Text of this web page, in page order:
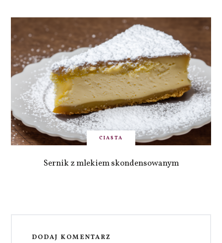
CIASTA
Sernik z mlekiem skondensowanym
DODAJ KOMENTARZ